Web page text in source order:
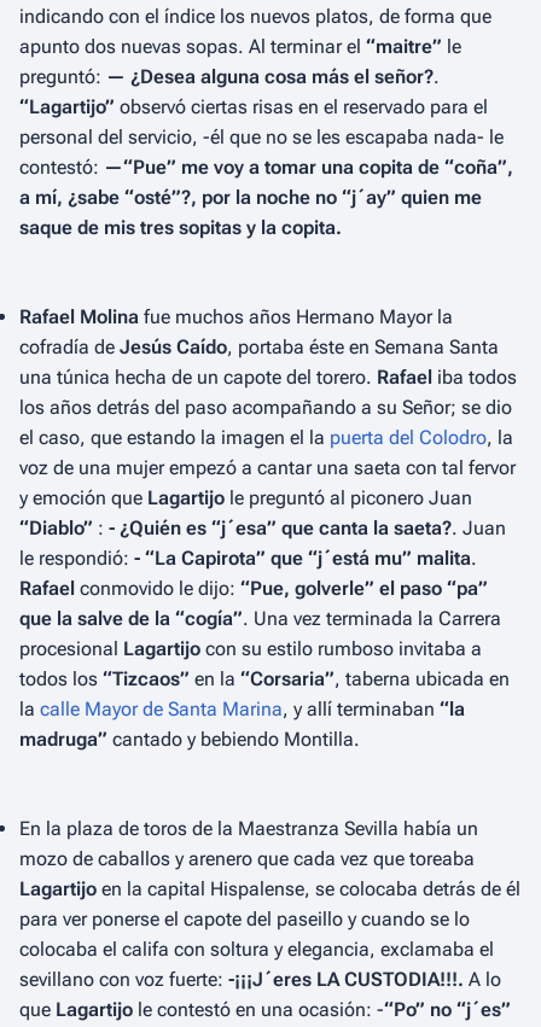
indicando con el índice los nuevos platos, de forma que
apunto dos nuevas sopas. Al terminar el “maitre” le
preguntó: — ¿Desea alguna cosa más el señor?.
“Lagartijo” observó ciertas risas en el reservado para el
personal del servicio, -él que no se les escapaba nada- le
contestó: —“Pue” me voy a tomar una copita de “coña”,
a mí, ¿sabe “osté”?, por la noche no “j´ay” quien me
saque de mis tres sopitas y la copita.
Rafael Molina fue muchos años Hermano Mayor la
cofradía de Jesús Caído, portaba éste en Semana Santa
una túnica hecha de un capote del torero. Rafael iba todos
los años detrás del paso acompañando a su Señor; se dio
el caso, que estando la imagen el la puerta del Colodro, la
voz de una mujer empezó a cantar una saeta con tal fervor
y emoción que Lagartijo le preguntó al piconero Juan
“Diablo” : - ¿Quién es “j´esa” que canta la saeta?. Juan
le respondió: - “La Capirota” que “j´está mu” malita.
Rafael conmovido le dijo: “Pue, golverle” el paso “pa”
que la salve de la “cogía”. Una vez terminada la Carrera
procesional Lagartijo con su estilo rumboso invitaba a
todos los “Tizcaos” en la “Corsaria”, taberna ubicada en
la calle Mayor de Santa Marina, y allí terminaban “la
madruga” cantado y bebiendo Montilla.
En la plaza de toros de la Maestranza Sevilla había un
mozo de caballos y arenero que cada vez que toreaba
Lagartijo en la capital Hispalense, se colocaba detrás de él
para ver ponerse el capote del paseillo y cuando se lo
colocaba el califa con soltura y elegancia, exclamaba el
sevillano con voz fuerte: -¡¡¡J´eres LA CUSTODIA!!!. A lo
que Lagartijo le contestó en una ocasión: -“Po” no “j´es”